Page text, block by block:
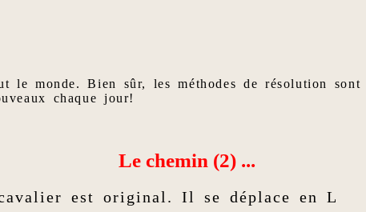
le monde. Bien sûr, les méthodes de résolution
chaque jour!
Le chemin (2) ...
est original. Il se déplace en L